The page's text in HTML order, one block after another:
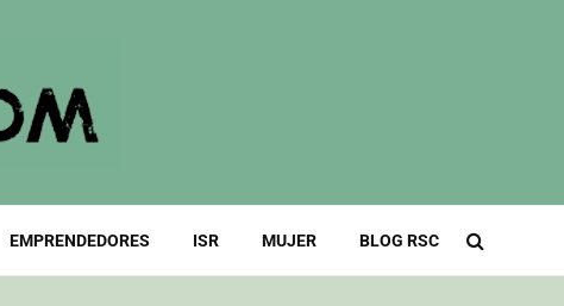
EMPRENDEDORES ISR MUJER BLOG RSC